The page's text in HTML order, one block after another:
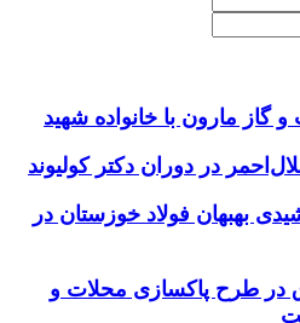
گاز مارون با خانواده شهید
در دوران دکتر کولیوند
بهبهان فولاد خوزستان در
سارق در طرح پاکسازی محلات و